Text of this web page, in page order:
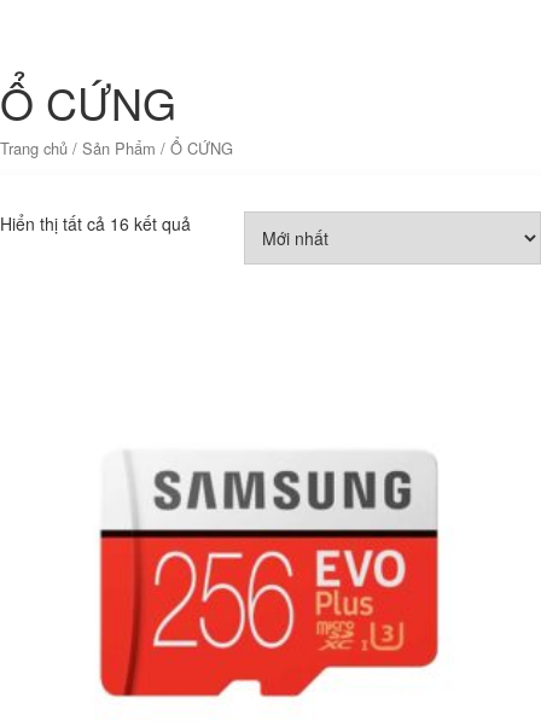
Ổ CỨNG
Trang chủ / Sản Phẩm / Ổ CỨNG
Hiển thị tất cả 16 kết quả